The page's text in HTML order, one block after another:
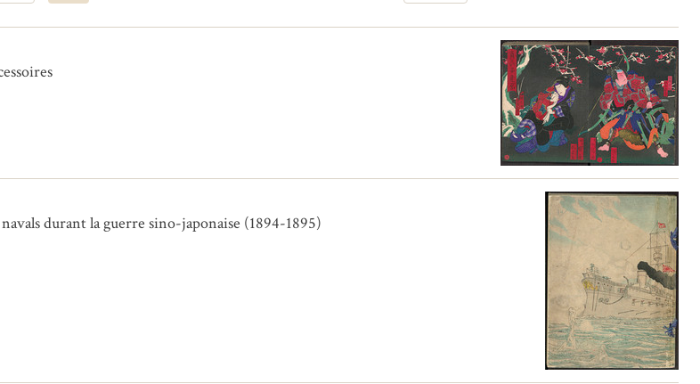
durant la guerre sino-japonaise (1894-1895)